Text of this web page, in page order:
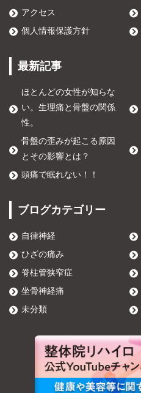
アクセス
個人情報保護方針
最新記事
ほとんどの女性が知らな
い。生理痛と骨盤の関係
性。
骨盤の歪みが起こる原因
とその影響とは？
頭痛で眠れない！！
ブログカテゴリー
自律神経
ひざの痛み
脊柱管狭窄症
坐骨神経痛
未分類